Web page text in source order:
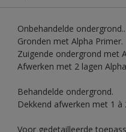
Onbehandelde ondergrond..
Gronden met Alpha Primer.
Zuigende ondergrond met
Afwerken met 2 lagen
Behandelde ondergrond.
Dekkend afwerken met 1 à
Voor gedetailleerde